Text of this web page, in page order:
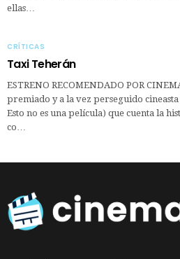
ellas…
CRÍTICAS
Taxi Teherán
ESTRENO RECOMENDADO POR
premiado y a la vez perseguido
Esto no es una película) que cuenta la
co…